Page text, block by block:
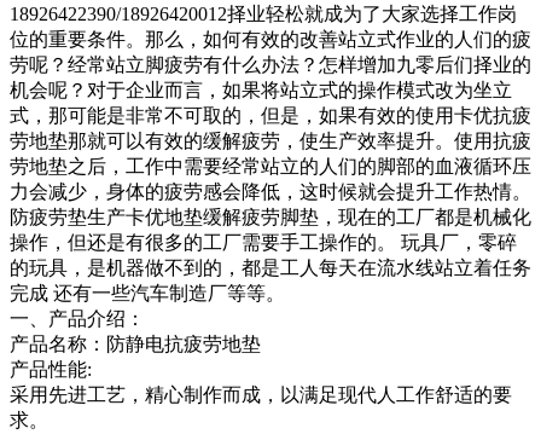
18926422390/18926420012择业轻松就成为了大家选择工作岗
位的重要条件。那么，如何有效的改善站立式作业的人们的疲
劳呢？经常站立脚疲劳有什么办法？怎样增加九零后们择业的
机会呢？对于企业而言，如果将站立式的操作模式改为坐立
式，那可能是非常不可取的，但是，如果有效的使用卡优抗疲
劳地垫那就可以有效的缓解疲劳，使生产效率提升。使用抗疲
劳地垫之后，工作中需要经常站立的人们的脚部的血液循环压
力会减少，身体的疲劳感会降低，这时候就会提升工作热情。
防疲劳垫生产卡优地垫缓解疲劳脚垫，现在的工厂都是机械化
操作，但还是有很多的工厂需要手工操作的。 玩具厂，零碎
的玩具，是机器做不到的，都是工人每天在流水线站立着任务
完成 还有一些汽车制造厂等等。
一、产品介绍：
产品名称：防静电抗疲劳地垫
产品性能:
采用先进工艺，精心制作而成，以满足现代人工作舒适的要
求。